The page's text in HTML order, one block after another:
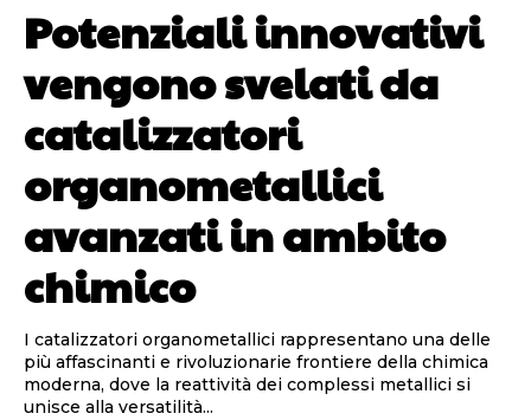
Potenziali innovativi
vengono svelati da
catalizzatori
organometallici
avanzati in ambito
chimico
I catalizzatori organometallici rappresentano una delle
più affascinanti e rivoluzionarie frontiere della chimica
moderna, dove la reattività dei complessi metallici si
unisce alla versatilità...